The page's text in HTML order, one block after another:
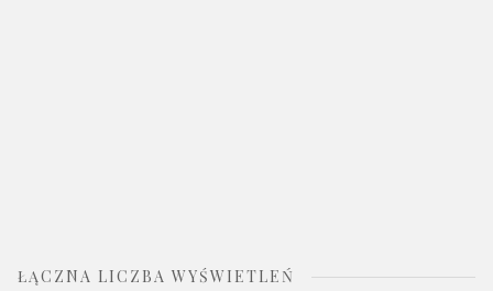
ŁĄCZNA LICZBA WYŚWIETLEŃ